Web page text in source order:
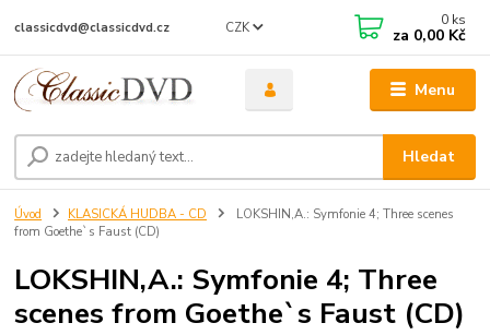
Menu
CZK
Hledat
classicdvd@classicdvd.cz 0 ks
za 0,00 Kč
Úvod KLASICKÁ HUDBA - CD
LOKSHIN,A.: Symfonie 4; Three scenes
from Goethe`s Faust (CD)
LOKSHIN,A.: Symfonie 4; Three
scenes from Goethe`s Faust (CD)